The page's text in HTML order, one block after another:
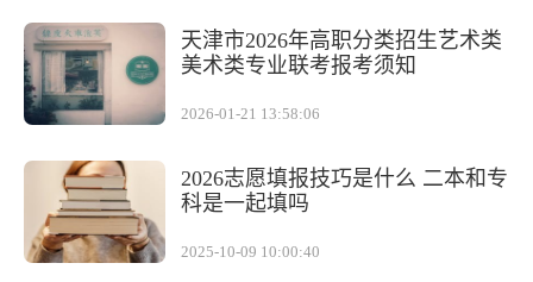
天津市2026年高职分类招生艺术类
美术类专业联考报考须知
2026-01-21 13:58:06
2026志愿填报技巧是什么 二本和专
科是一起填吗
2025-10-09 10:00:40